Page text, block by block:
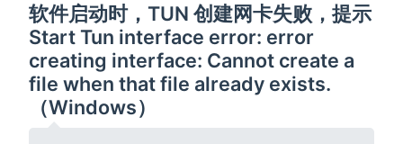
软件启动时，TUN 创建网卡失败，提示
Start Tun interface error: error
creating interface: Cannot create a
file when that file already exists.
（Windows）